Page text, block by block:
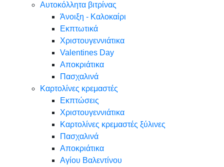
Αυτοκόλλητα βιτρίνας
Άνοιξη - Καλοκαίρι
Εκπτωτικά
Χριστουγεννιάτικα
Valentines Day
Αποκριάτικα
Πασχαλινά
Καρτολίνες κρεμαστές
Εκπτώσεις
Χριστουγεννιάτικα
Καρτολίνες κρεμαστές ξύλινες
Πασχαλινά
Αποκριάτικα
Αγίου Βαλεντίνου